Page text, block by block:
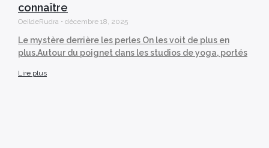
connaître
OeildeRudra décembre 18, 2025
Le mystère derrière les perles On les voit de plus en
plus.Autour du poignet dans les studios de yoga, portés
Lire plus